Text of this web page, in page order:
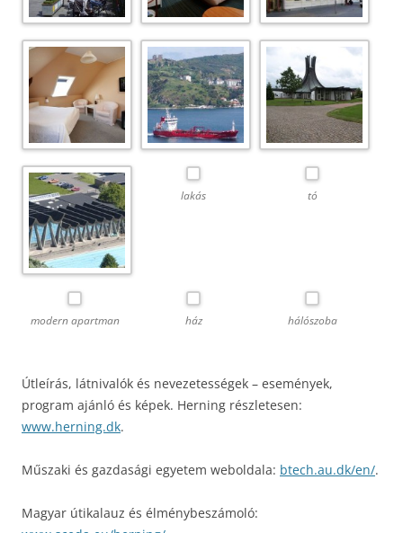
lakás tó
modern apartman ház hálószoba
Útleírás, látnivalók és nevezetességek – események,
program ajánló és képek. Herning részletesen:
www.herning.dk.
Műszaki és gazdasági egyetem weboldala: btech.au.dk/en/.
Magyar útikalauz és élménybeszámoló: